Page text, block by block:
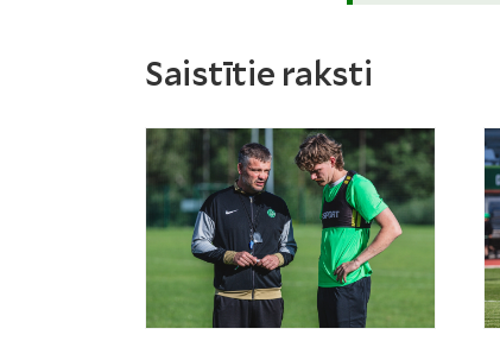
Saistītie raksti